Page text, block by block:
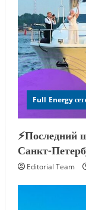
Full Energy
⚡️Последний
Санкт-
Editorial Team